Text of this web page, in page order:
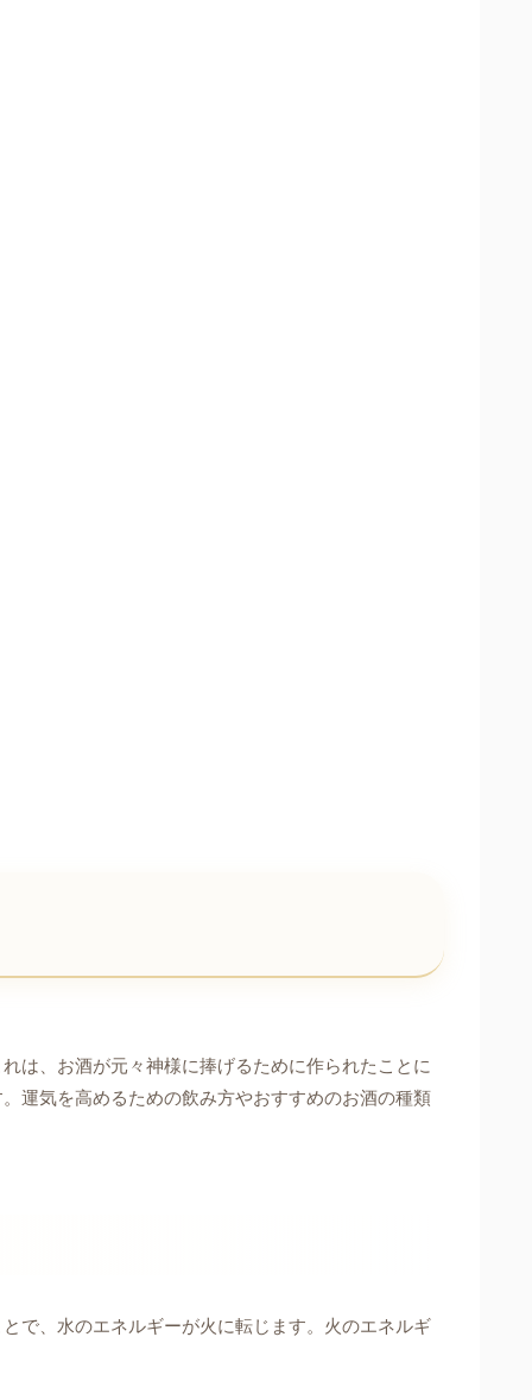
は、お酒が元々神様に捧げるために作られたことに
運気を高めるための飲み方やおすすめのお酒の種類
で、水のエネルギーが火に転じます。火のエネルギ